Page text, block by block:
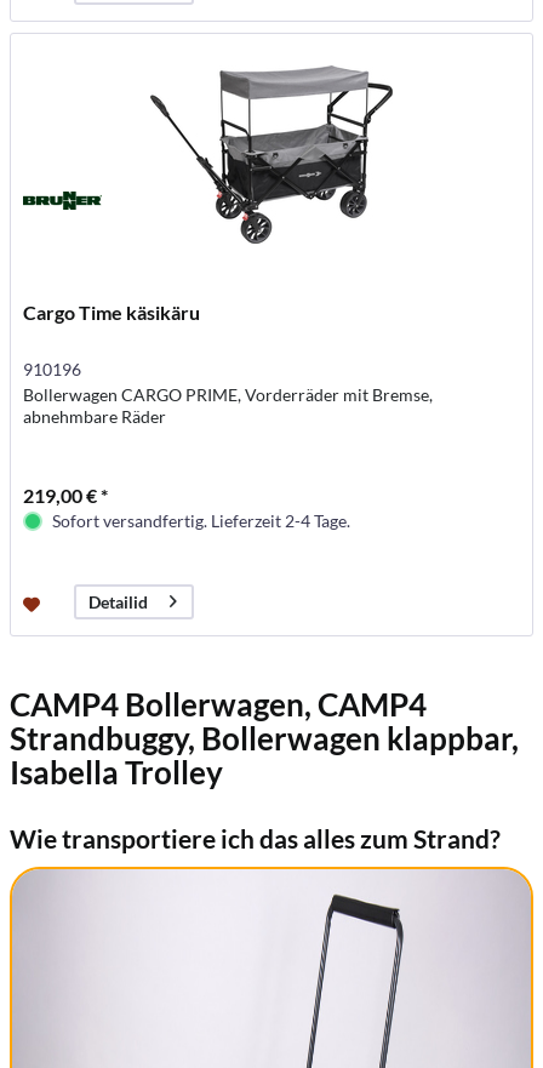
Cargo Time käsikäru
910196
Bollerwagen CARGO PRIME, Vorderräder mit Bremse,
abnehmbare Räder
219,00 € *
Sofort versandfertig. Lieferzeit 2-4 Tage.
Detailid
CAMP4 Bollerwagen, CAMP4
Strandbuggy, Bollerwagen klappbar,
Isabella Trolley
Wie transportiere ich das alles zum Strand?